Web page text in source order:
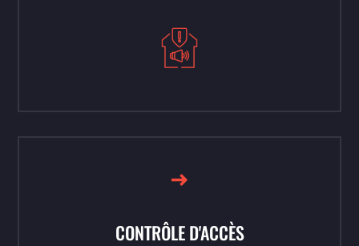
CONTRÔLE D'ACCÈS